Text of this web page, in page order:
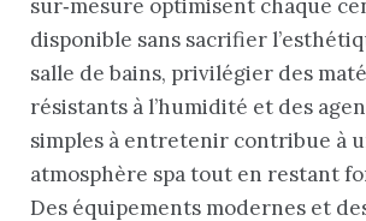
sur‑mesure optimisent chaque
disponible sans sacrifier
salle de bains, privilégier des
résistants à l’humidité et des
simples à entretenir contribue à
atmosphère spa tout en restant
Des équipements modernes et